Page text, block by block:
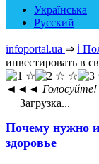
Українська
Русский
infoportal.ua ⇒ ℹ️
инвестировать в
◄◄◄
Загрузка...
Почему нужно
здоровье